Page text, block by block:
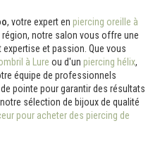
, votre expert en piercing oreille à
notre salon vous offre une
et passion. Que vous
à Lure ou d'un piercing hélix,
équipe de professionnels
pointe pour garantir des résultats
sélection de bijoux de qualité
pour acheter des piercing de